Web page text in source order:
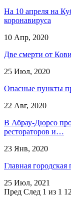
На 10 апреля на
коронавируса
10 Апр, 2020
Две смерти от
25 Июл, 2020
Опасные пункты
22 Авг, 2020
В Абрау-Дюрсо
рестораторов и…
23 Янв, 2020
Главная
25 Июл, 2021
Пред След 1 из 1